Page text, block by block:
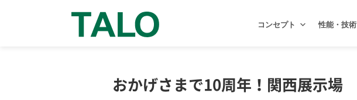
コンセプト 性能・技術
おかげさまで10周年！関西展示場